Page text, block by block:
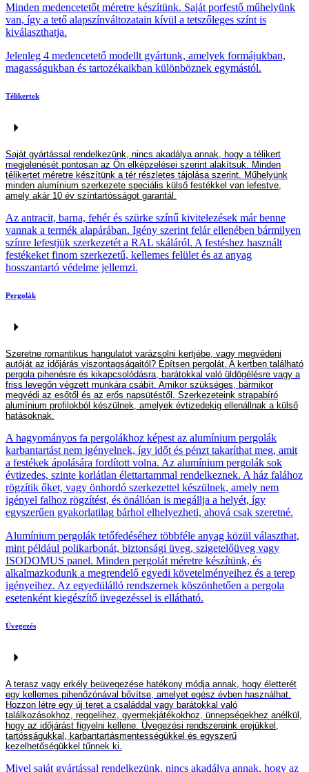
Minden medencetetőt méretre készítünk. Saját porfestő műhelyünk
van, így a tető alapszínváltozatain kívül a tetszőleges színt is
kiválaszthatja.
Jelenleg 4 medencetető modellt gyártunk, amelyek formájukban,
magasságukban és tartozékaikban különböznek egymástól.
Télikertek
Saját gyártással rendelkezünk, nincs akadálya annak, hogy a télikert
megjelenését pontosan az Ön elképzelései szerint alakítsuk. Minden
télikertet méretre készítünk a tér részletes tájolása szerint. Műhelyünk
minden alumínium szerkezete speciális külső festékkel van lefestve,
amely akár 10 év színtartósságot garantál.
Az antracit, barna, fehér és szürke színű kivitelezések már benne
vannak a termék alapárában. Igény szerint felár ellenében bármilyen
színre lefestjük szerkezetét a RAL skáláról. A festéshez használt
festékeket finom szerkezetű, kellemes felület és az anyag
hosszantartó védelme jellemzi.
Pergolák
Szeretne romantikus hangulatot varázsolni kertjébe, vagy megvédeni
autóját az időjárás viszontagságaitól? Építsen pergolát. A kertben található
pergola pihenésre és kikapcsolódásra, barátokkal való üldögélésre vagy a
friss levegőn végzett munkára csábít. Amikor szükséges, bármikor
megvédi az esőtől és az erős napsütéstől. Szerkezeteink strapabíró
alumínium profilokból készülnek, amelyek évtizedekig ellenállnak a külső
hatásoknak.
A hagyományos fa pergolákhoz képest az alumínium pergolák
karbantartást nem igényelnek, így időt és pénzt takaríthat meg, amit
a festékek ápolására fordított volna. Az alumínium pergolák sok
évtizedes, szinte korlátlan élettartammal rendelkeznek. A ház falához
rögzítik őket, vagy önhordó szerkezettel készülnek, amely nem
igényel falhoz rögzítést, és önállóan is megállja a helyét, így
egyszerűen gyakorlatilag bárhol elhelyezheti, ahová csak szeretné.
Alumínium pergolák tetőfedéséhez többféle anyag közül választhat,
mint például polikarbonát, biztonsági üveg, szigetelőüveg vagy
ISODOMUS panel. Minden pergolát méretre készítünk, és
alkalmazkodunk a megrendelő egyedi követelményeihez és a terep
igényeihez. Az egyedülálló rendszernek köszönhetően a pergola
esetenként kiegészítő üvegezéssel is ellátható.
Üvegezés
A terasz vagy erkély beüvegezése hatékony módja annak, hogy életterét
egy kellemes pihenőzónával bővítse, amelyet egész évben használhat.
Hozzon létre egy új teret a családdal vagy barátokkal való
találkozásokhoz, reggelihez, gyermekjátékokhoz, ünnepségekhez anélkül,
hogy az időjárást figyelni kellene. Üvegezési rendszereink erejükkel,
tartósságukkal, karbantartásmentességükkel és egyszerű
kezelhetőségükkel tűnnek ki.
Mivel saját gyártással rendelkezünk, nincs akadálya annak, hogy az